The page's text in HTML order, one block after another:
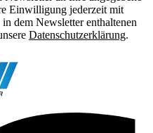
Einwilligung jederzeit mit
dem Newsletter enthaltenen
Datenschutzerklärung.